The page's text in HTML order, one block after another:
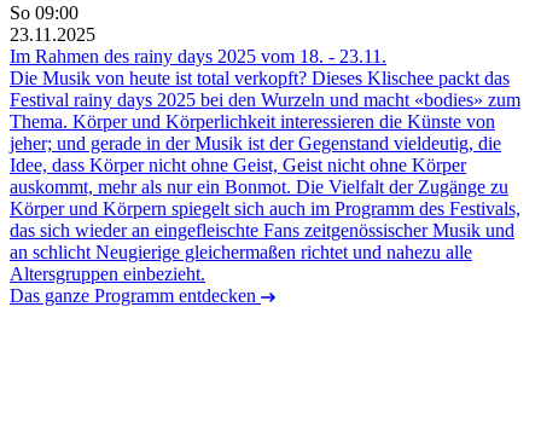
So 09:00
23.11.2025
Im Rahmen des rainy days 2025 vom 18. - 23.11.
Die Musik von heute ist total verkopft? Dieses Klischee packt das
Festival rainy days 2025 bei den Wurzeln und macht «bodies» zum
Thema. Körper und Körperlichkeit interessieren die Künste von
jeher; und gerade in der Musik ist der Gegenstand vieldeutig, die
Idee, dass Körper nicht ohne Geist, Geist nicht ohne Körper
auskommt, mehr als nur ein Bonmot. Die Vielfalt der Zugänge zu
Körper und Körpern spiegelt sich auch im Programm des Festivals,
das sich wieder an eingefleischte Fans zeitgenössischer Musik und
an schlicht Neugierige gleichermaßen richtet und nahezu alle
Altersgruppen einbezieht.
Das ganze Programm entdecken